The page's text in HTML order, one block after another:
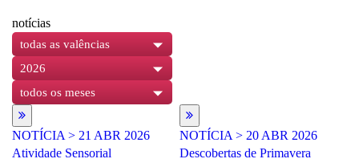
notícias
todas as valências
2026
todos os meses
NOTÍCIA > 21 ABR 2026
Atividade Sensorial
NOTÍCIA > 20 ABR 2026
Descobertas de Primavera